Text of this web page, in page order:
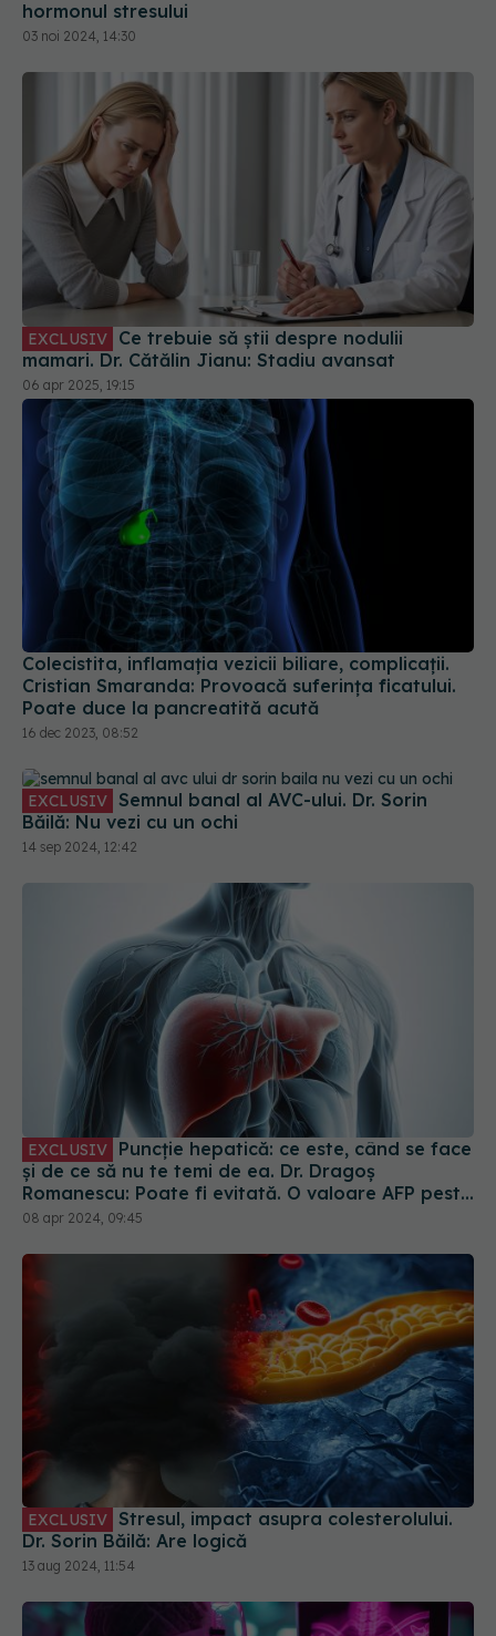
hormonul stresului
03 noi 2024, 14:30
EXCLUSIV
mamari. Dr. Cătălin Jianu: Stadiu avansat
06 apr 2025, 19:15
Colecistita, inflamația vezicii biliare, complicații.
Cristian Smaranda: Provoacă suferința ficatului.
Poate duce la pancreatită acută
16 dec 2023, 08:52
EXCLUSIV
Băilă: Nu vezi cu un ochi
14 sep 2024, 12:42
EXCLUSIV
și de ce să nu te temi de ea. Dr. Dragoș
Romanescu: Poate fi evitată. O valoare AFP peste
400 e suficientă pentru tratament
08 apr 2024, 09:45
EXCLUSIV
Dr. Sorin Băilă: Are logică
13 aug 2024, 11:54